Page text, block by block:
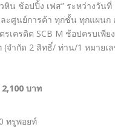
หิน ช้อปปิ้ง เฟส” ระหว่างวันที่
ละศูนย์การค้า ทุกชั้น ทุกแผนก
เครดิต SCB M ช้อปครบเพี
จำกัด 2 สิทธิ์/ ท่าน/1 หมายเ
2,100 บาท
ทรูพอยท์